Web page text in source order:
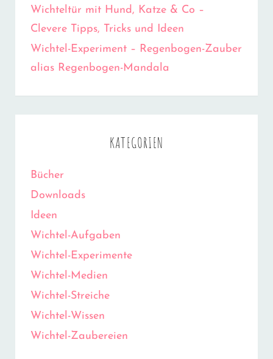
Wichteltür mit Hund, Katze & Co –
Clevere Tipps, Tricks und Ideen
Wichtel-Experiment – Regenbogen-Zauber
alias Regenbogen-Mandala
KATEGORIEN
Bücher
Downloads
Ideen
Wichtel-Aufgaben
Wichtel-Experimente
Wichtel-Medien
Wichtel-Streiche
Wichtel-Wissen
Wichtel-Zaubereien